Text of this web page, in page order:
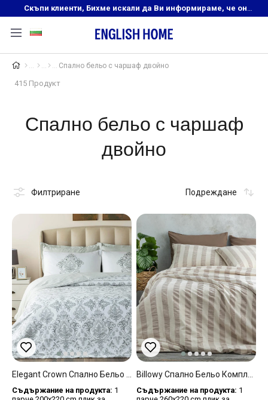
Скъпи клиенти, Бихме искали да Ви информираме, че онлайн магазинът на English Home преустановява своята дейност. Прекрасният ни и усмихнат екип ,Ви очаква в нашите физически магазини, където ще откриете любимите си продукти! Благодарим Ви, че сте част от семейството на Еnglish Home!
Спално бельо с чаршаф двойно
415 Продукт
Спално бельо с чаршаф
двойно
Филтриране Подреждане
Съдържание на продукта: 1
Съдържание на продукта: 1